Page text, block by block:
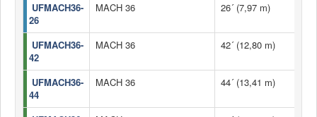
UFMACH36-
26
MACH 36 26´ (7,97 m)
UFMACH36-
42
MACH 36 42´ (12,80 m)
UFMACH36-
44
MACH 36 44´ (13,41 m)